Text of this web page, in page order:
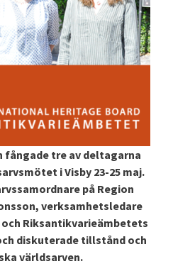
fångade tre av deltagarna
i Visby 23-25 maj.
på Region
verksamhetsledare
Riksantikvarieämbetets
diskuterade tillstånd och
världsarven.